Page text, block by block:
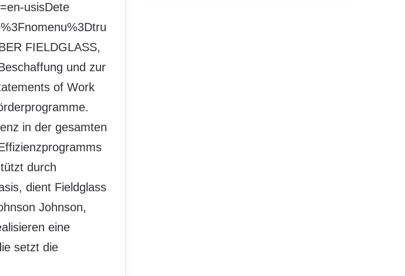
usisDete
FIELDGLASS,
und zur
of Work
in der gesamten
durch
dient Fieldglass
Johnson,
eine
setzt die